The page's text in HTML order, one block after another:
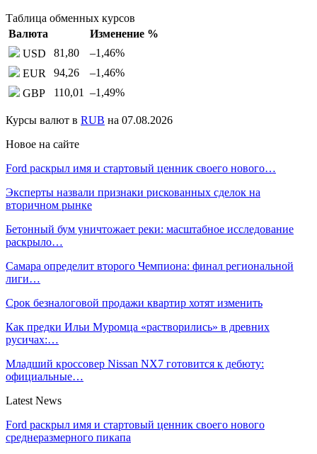
Таблица обменных курсов
Валюта
Изменение %
USD
81,80 –1,46%
EUR
94,26 –1,46%
GBP
110,01 –1,49%
Курсы валют в RUB на 07.08.2026
Новое на сайте
Ford раскрыл имя и стартовый ценник своего нового…
Эксперты назвали признаки рискованных сделок на
вторичном рынке
Бетонный бум уничтожает реки: масштабное исследование
раскрыло…
Самара определит второго Чемпиона: финал региональной
лиги…
Срок безналоговой продажи квартир хотят изменить
Как предки Ильи Муромца «растворились» в древних
русичах:…
Младший кроссовер Nissan NX7 готовится к дебюту:
официальные…
Latest News
Ford раскрыл имя и стартовый ценник своего нового
среднеразмерного пикапа